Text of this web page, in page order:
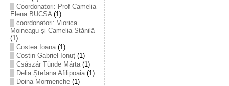
Coordonatori: Prof Camelia
Elena BUCȘA(1)
coordonatori: Viorica
Moineagu și Camelia Stănilă
(1)
Costea Ioana(1)
Costin Gabriel Ionuț(1)
Császár Tünde Márta(1)
Delia Ștefana Afilipoaia(1)
Doina Mormenche(1)